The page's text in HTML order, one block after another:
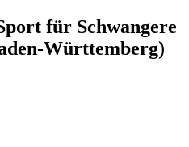
für Schwangere
Württemberg)